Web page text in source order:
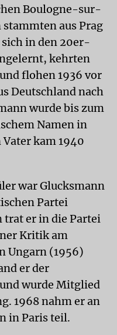
Boulogne-sur-
aus Prag
in den 20er-
kehrten
flohen 1936 vor
Deutschland nach
wurde bis zum
Namen in
kam 1940
war Glucksmann
Partei
trat er in die Partei
Kritik am
Ungarn (1956)
er der
wurde Mitglied
1968 nahm er an
in Paris teil.